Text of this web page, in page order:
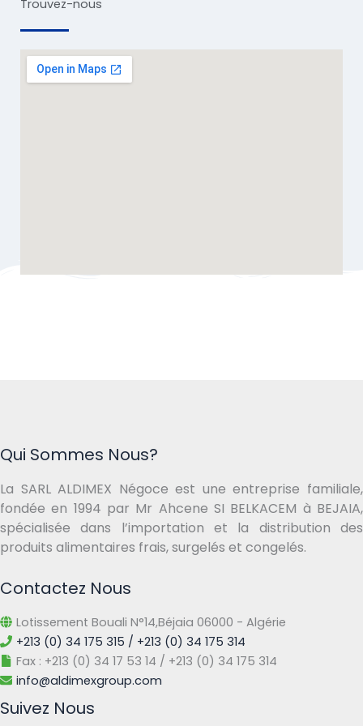
Trouvez-nous
Qui Sommes Nous?
La SARL ALDIMEX Négoce est une entreprise familiale,
fondée en 1994 par Mr Ahcene SI BELKACEM à BEJAIA,
spécialisée dans l’importation et la distribution des
produits alimentaires frais, surgelés et congelés.
Contactez Nous
Lotissement Bouali N°14,Béjaia 06000 - Algérie
+213 (0) 34 175 315 / +213 (0) 34 175 314
Fax : +213 (0) 34 17 53 14 / +213 (0) 34 175 314
info@aldimexgroup.com
Suivez Nous